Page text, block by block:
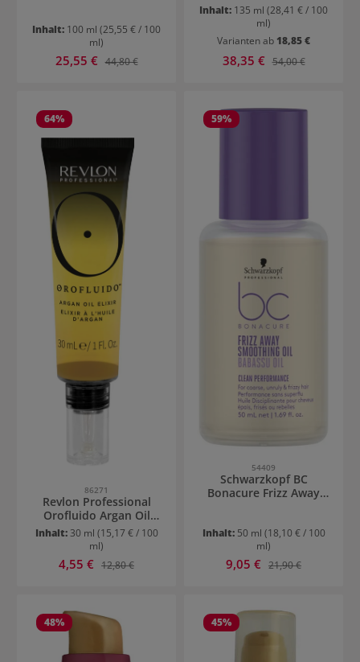
Inhalt: 100 ml (25,55 € / 100
ml)
Verkaufspreis:
25,55 € Regulärer Preis:
44,80 €
Inhalt: 135 ml (28,41 € / 100
ml)
Varianten ab 18,85 €
Verkaufspreis:
38,35 € Regulärer Preis:
54,00 €
64%
86271
Revlon Professional
Orofluido Argan Oil
Elixir
Inhalt: 30 ml (15,17 € / 100
ml)
Verkaufspreis:
4,55 € Regulärer Preis:
12,80 €
59%
54409
Schwarzkopf BC
Bonacure Frizz Away
Inhalt: 50 ml (18,10 € / 100
ml)
Verkaufspreis:
9,05 € Regulärer Preis:
21,90 €
48% 45%